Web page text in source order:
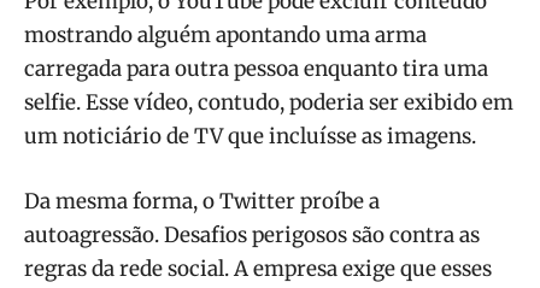
mostrando alguém apontando uma arma
carregada para outra pessoa enquanto tira uma
selfie. Esse vídeo, contudo, poderia ser exibido em
um noticiário de TV que incluísse as imagens.
Da mesma forma, o Twitter proíbe a
autoagressão. Desafios perigosos são contra as
regras da rede social. A empresa exige que esses